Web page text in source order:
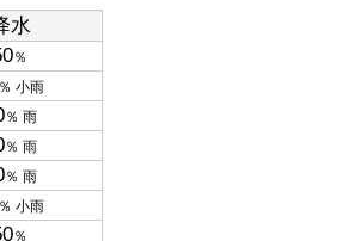
水
％
小雨
％ 雨
％ 雨
％ 雨
小雨
％